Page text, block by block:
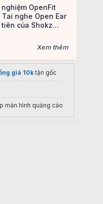
nghiệm OpenFit
Tai nghe Open Ear
tiên của Shokz
Xem thêm
giá 10k tận gốc
màn hình quảng cáo